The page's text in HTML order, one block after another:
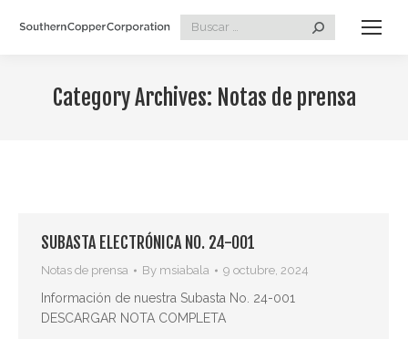
Search:
Category Archives: Notas de prensa
SUBASTA ELECTRÓNICA NO. 24-001
Notas de prensa By msiabala 9 octubre, 2024
Información de nuestra Subasta No. 24-001
DESCARGAR NOTA COMPLETA